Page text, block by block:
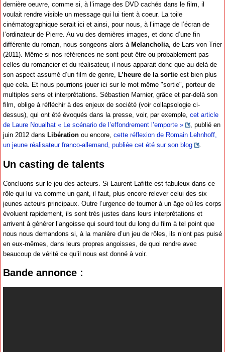
dernière oeuvre, comme si, à l’image des DVD cachés dans le film, il
voulait rendre visible un message qui lui tient à coeur. La toile
cinématographique serait ici et ainsi, pour nous, à l’image de l’écran de
l’ordinateur de Pierre. Au vu des dernières images, et donc d’une fin
différente du roman, nous songeons alors à Melancholia, de Lars von Trier
(2011). Même si nos références ne sont peut-être ou probablement pas
celles du romancier et du réalisateur, il nous apparait donc que au-delà de
son aspect assumé d’un film de genre, L’heure de la sortie est bien plus
que cela. Et nous pourrions jouer ici sur le mot même "sortie", porteur de
multiples sens et interprétations. Sébastien Marnier, grâce et par-delà son
film, oblige à réfléchir à des enjeux de société (voir collapsologie ci-
dessus), qui ont été évoqués dans la presse, voir, par exemple, cet article
de Laure Noualhat « Le scénario de l’effondrement l’emporte »
, publié en
juin 2012 dans Libération ou encore, cette réflexion de Romain Lehnhoff,
un jeune réalisateur franco-allemand, publiée cet été sur son blog
.
Un casting de talents
Concluons sur le jeu des acteurs. Si Laurent Lafitte est fabuleux dans ce
rôle qui lui va comme un gant, il faut, plus encore relever celui des six
jeunes acteurs principaux. Outre l’urgence de tourner à un âge où les corps
évoluent rapidement, ils sont très justes dans leurs interprétations et
arrivent à générer l’angoisse qui sourd tout du long du film à tel point que
nous nous demandons si, à la manière d’un jeu de rôles, ils n’ont pas puisé
en eux-mêmes, dans leurs propres angoisses, de quoi rendre avec
beaucoup de vérité ce qu’il nous est donné à voir.
Bande annonce :